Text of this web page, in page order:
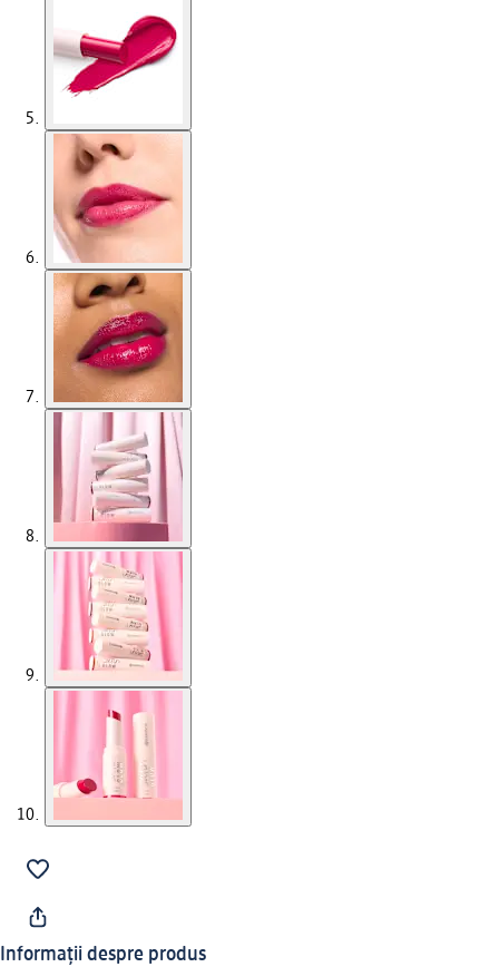
Informații despre produs